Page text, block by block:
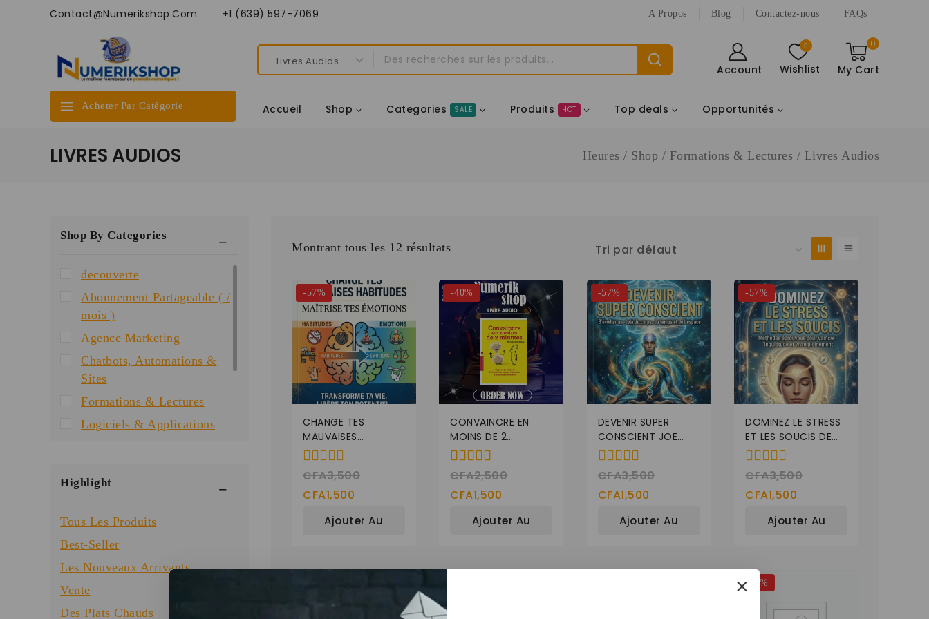
Contact@numerikshop.com +1 (639) 597-7069 A Propos Blog Contactez-nous FAQs
Account
0
Wishlist
0
My Cart
Acheter Par Catégorie Accueil Shop Categories SALE Produits HOT Top deals Opportunités
Heures / Shop / Formations & Lectures / Livres Audios
LIVRES AUDIOS
Montrant tous les 12 résultats
-57%
CHANGE TES
MAUVAISES
HABITUDES,
ÉMOTIONS” D’AR
LOW
0
de
5
CFA3,500
CFA1,500
Ajouter Au
-40%
CONVAINCRE EN
MOINS DE 2
MINUTES” DE
NICHOLAS
BOOTHMAN
4.00
de 5
CFA2,500
CFA1,500
Ajouter Au
-57%
DEVENIR SUPER
CONSCIENT JOE
DISPENZA
0
de
5
CFA3,500
CFA1,500
Ajouter Au
-57%
DOMINEZ LE STRESS
ET LES SOUCIS DE
DALE CARNEGIE
0
de
5
CFA3,500
CFA1,500
Ajouter Au
-57%
Shop By Categories
decouverte
Abonnement Partageable ( /
mois )
Agence Marketing
Chatbots, Automations &
Sites
Formations & Lectures
Logiciels & Applications
Special Offer
Templates & Guides
Highlight
Tous Les Produits
Best-Seller
Les Nouveaux Arrivants
Vente
Des Plats Chauds